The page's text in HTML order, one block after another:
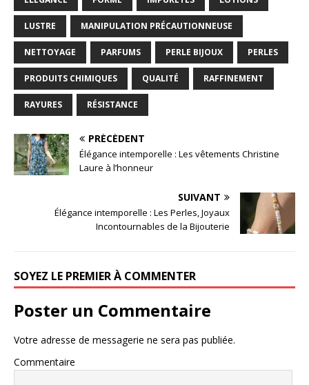
LUSTRE MANIPULATION PRÉCAUTIONNEUSE
NETTOYAGE PARFUMS PERLE BIJOUX PERLES
PRODUITS CHIMIQUES QUALITÉ RAFFINEMENT
RAYURES RÉSISTANCE
PRÉCÉDENT
Élégance intemporelle : Les vêtements Christine
Laure à l’honneur
SUIVANT
Élégance intemporelle : Les Perles, Joyaux
Incontournables de la Bijouterie
SOYEZ LE PREMIER À COMMENTER
Poster un Commentaire
Votre adresse de messagerie ne sera pas publiée.
Commentaire